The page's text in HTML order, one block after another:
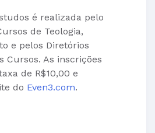
é realizada pelo
de Teologia,
e pelos Diretórios
Cursos. As inscrições
de R$10,00 e
do Even3.com.